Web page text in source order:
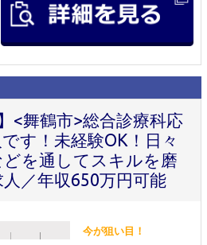
<舞鶴市>総合診療科応
す！未経験OK！日々
を通してスキルを磨
／年収650万円可能
今が狙い目！